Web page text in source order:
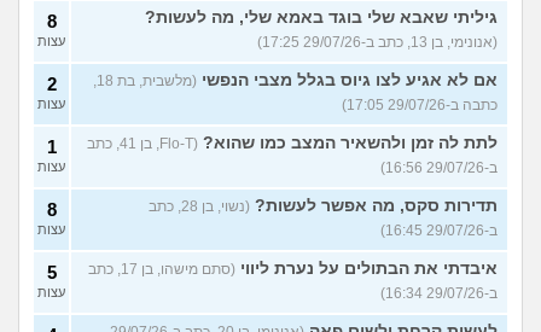
גיליתי שאבא שלי בוגד באמא שלי, מה לעשות?
(אנונימי, בן 13, כתב ב-29/07/26 17:25)
8
עצות
אם לא אגיע לצו גיוס בגלל מצבי הנפשי
כתבה ב-29/07/26 17:05)
2
עצות
לתת לה זמן ולהשאיר המצב כמו שהוא?
(Flo-T, בן 41, כתב
ב-29/07/26 16:56)
1
עצות
תדירות סקס, מה אפשר לעשות?
(נשוי, בן 28, כתב
ב-29/07/26 16:45)
8
עצות
איבדתי את הבתולים על נערת ליווי
(סתם מישהו, בן 17, כתב
ב-29/07/26 16:34)
5
עצות